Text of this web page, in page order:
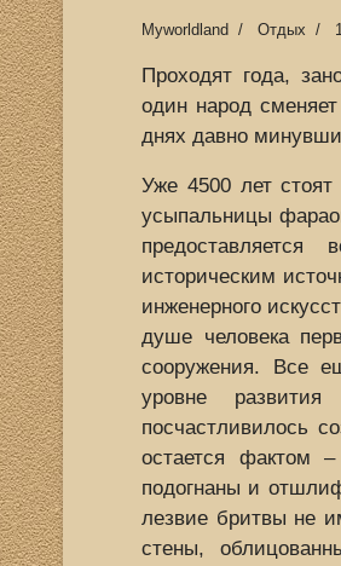
Myworldland Отдых
Проходят года,
один народ
днях давно
Уже 4500 лет стоят
усыпальницы
историческим
инженерного
душе человека
сооружения. Все
уровне
посчастливилось
остается фактом
подогнаны и
лезвие бритвы не
стены,